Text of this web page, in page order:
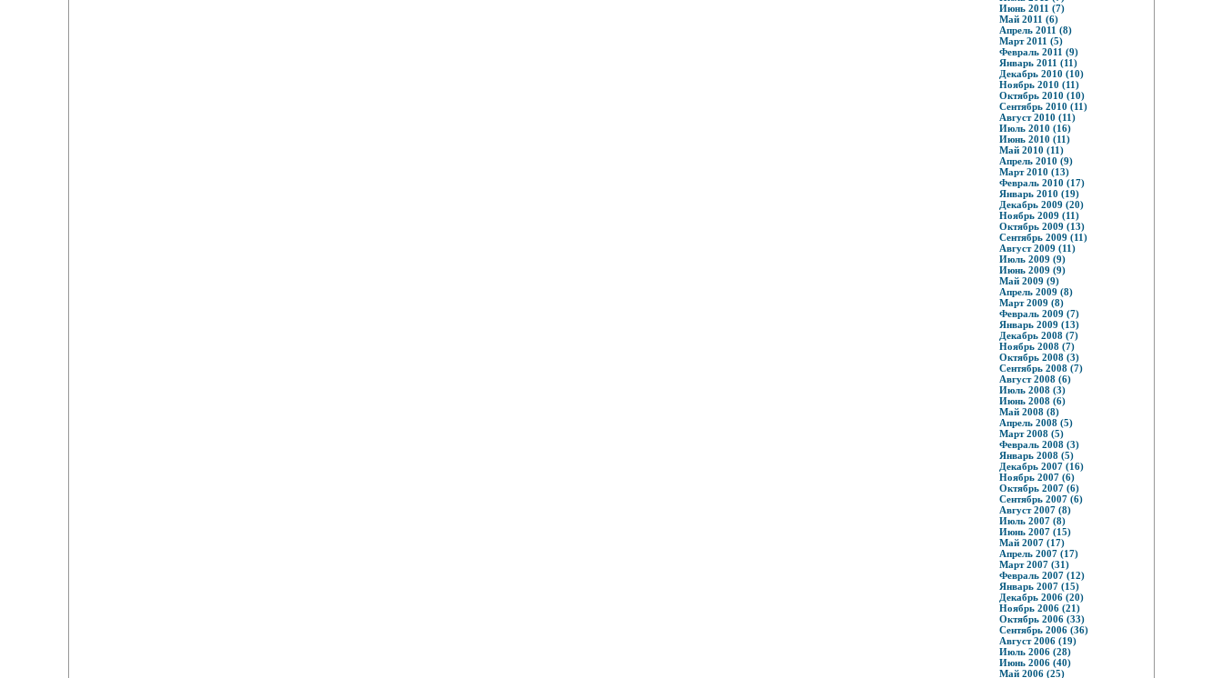
Июнь 2011 (7)
Май 2011 (6)
Апрель 2011 (8)
Март 2011 (5)
Февраль 2011 (9)
Январь 2011 (11)
Декабрь 2010 (10)
Ноябрь 2010 (11)
Октябрь 2010 (10)
Сентябрь 2010 (11)
Август 2010 (11)
Июль 2010 (16)
Июнь 2010 (11)
Май 2010 (11)
Апрель 2010 (9)
Март 2010 (13)
Февраль 2010 (17)
Январь 2010 (19)
Декабрь 2009 (20)
Ноябрь 2009 (11)
Октябрь 2009 (13)
Сентябрь 2009 (11)
Август 2009 (11)
Июль 2009 (9)
Июнь 2009 (9)
Май 2009 (9)
Апрель 2009 (8)
Март 2009 (8)
Февраль 2009 (7)
Январь 2009 (13)
Декабрь 2008 (7)
Ноябрь 2008 (7)
Октябрь 2008 (3)
Сентябрь 2008 (7)
Август 2008 (6)
Июль 2008 (3)
Июнь 2008 (6)
Май 2008 (8)
Апрель 2008 (5)
Март 2008 (5)
Февраль 2008 (3)
Январь 2008 (5)
Декабрь 2007 (16)
Ноябрь 2007 (6)
Октябрь 2007 (6)
Сентябрь 2007 (6)
Август 2007 (8)
Июль 2007 (8)
Июнь 2007 (15)
Май 2007 (17)
Апрель 2007 (17)
Март 2007 (31)
Февраль 2007 (12)
Январь 2007 (15)
Декабрь 2006 (20)
Ноябрь 2006 (21)
Октябрь 2006 (33)
Сентябрь 2006 (36)
Август 2006 (19)
Июль 2006 (28)
Июнь 2006 (40)
Май 2006 (25)